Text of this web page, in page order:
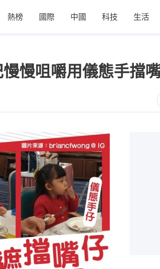
熱榜 國際 中國 科技 生活
慢咀嚼用儀態手擋